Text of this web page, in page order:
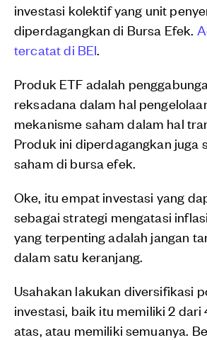
investasi kolektif yang unit
diperdagangkan di Bursa Efek.
tercatat di BEI.
Produk ETF adalah
reksadana dalam hal
mekanisme saham dalam hal
Produk ini diperdagangkan juga
saham di bursa efek.
Oke, itu empat investasi yang
sebagai strategi mengatasi
yang terpenting adalah jangan
dalam satu keranjang.
Usahakan lakukan diversifikasi
investasi, baik itu memiliki 2 dari
atas, atau memiliki semuanya.